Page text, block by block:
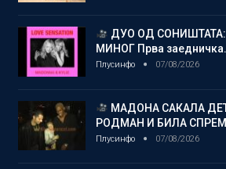
ДУО ОД
МИНОГ Прва
Плусинфо 07/08/2026
МАДОНА САКАЛА
РОДМАН И БИЛА
Плусинфо 07/08/2026